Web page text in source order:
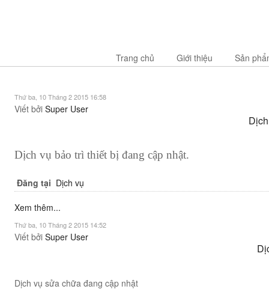
Trang chủ Giới thiệu Sản
Thứ ba, 10 Tháng 2 2015 16:58
Viết bởi Super User
Dịch vụ bảo trì thiết bị đang cập nhật.
Đăng tại Dịch vụ
Xem thêm...
Thứ ba, 10 Tháng 2 2015 14:52
Viết bởi Super User
Dịch vụ sửa chữa đang cập nhật